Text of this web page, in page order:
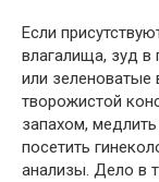
Если
влагалища, зуд
или зеленоватые
творожистой
запахом,
посетить
анализы. Дело в